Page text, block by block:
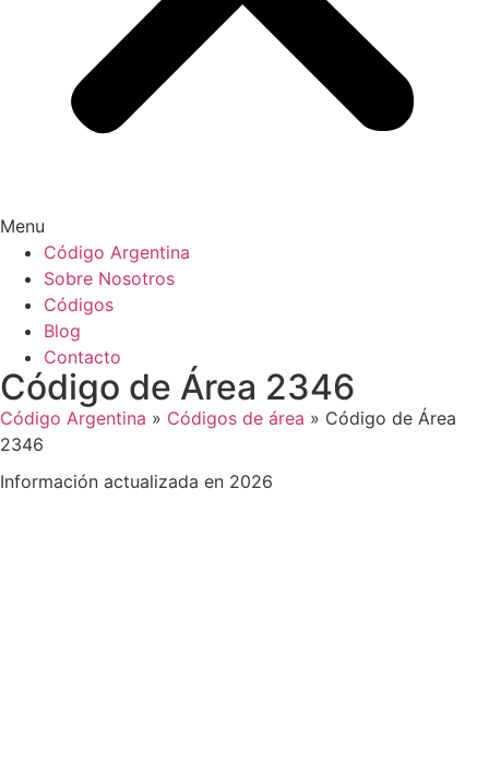
Menu
Código Argentina
Sobre Nosotros
Códigos
Blog
Contacto
Código de Área 2346
Código Argentina » Códigos de área » Código de Área
2346
Información actualizada en 2026